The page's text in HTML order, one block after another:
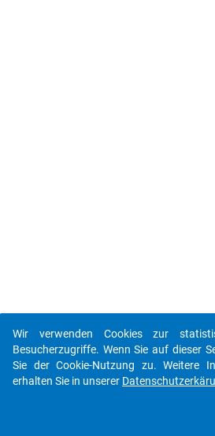
Wir verwenden Cookies zur
Besucherzugriffe. Wenn Sie auf dieser
Sie der Cookie-Nutzung zu. Weitere
erhalten Sie in unserer